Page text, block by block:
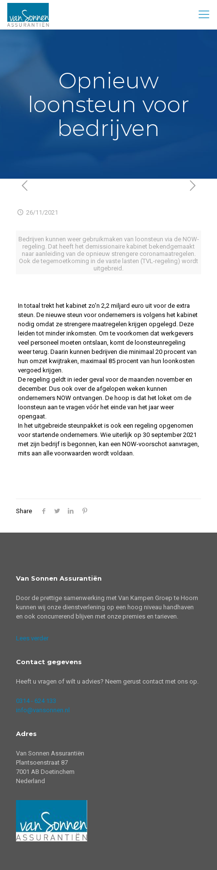
Opnieuw
loonsteun voor
bedrijven
26/11/2021
Bedrijven kunnen weer gebruikmaken van loonsteun via de NOW-
regeling. Dat heeft het demissionaire kabinet bekendgemaakt
naar aanleiding van de opnieuw strengere coronamaatregelen.
Ook de tegemoetkoming in de vaste lasten (TVL-regeling) wordt
uitgebreid.
In totaal trekt het kabinet zo'n 2,2 miljard euro uit voor de extra
steun. De nieuwe steun voor ondernemers is volgens het kabinet
nodig omdat ze strengere maatregelen krijgen opgelegd. Deze
leiden tot minder inkomsten. Om te voorkomen dat werkgevers
veel personeel moeten ontslaan, komt de loonsteunregeling
weer terug. Daarin kunnen bedrijven die minimaal 20 procent van
hun omzet kwijtraken, maximaal 85 procent van hun loonkosten
vergoed krijgen.
De regeling geldt in ieder geval voor de maanden november en
december. Dus ook over de afgelopen weken kunnen
ondernemers NOW ontvangen. De hoop is dat het loket om de
loonsteun aan te vragen vóór het einde van het jaar weer
opengaat.
In het uitgebreide steunpakket is ook een regeling opgenomen
voor startende ondernemers. Wie uiterlijk op 30 september 2021
met zijn bedrijf is begonnen, kan een NOW-voorschot aanvragen,
mits aan alle voorwaarden wordt voldaan.
Share
Van Sonnen Assurantiën
Door de prettige samenwerking met Van Kampen Groep te Hoorn
kunnen wij onze dienstverlening op een hoog niveau handhaven
en ook concurrerend blijven met onze premies en tarieven.
Lees verder
Contact gegevens
Heeft u vragen of wilt u advies? Neem gerust contact met ons op.
0314 - 624 133
info@vansonnen.nl
Adres
Van Sonnen Assurantiën
Plantsoenstraat 87
7001 AB Doetinchem
Nederland